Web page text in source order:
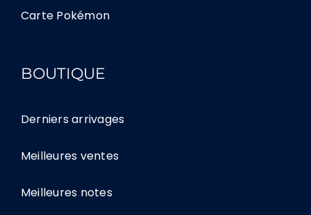
Carte Pokémon
BOUTIQUE
Derniers arrivages
Meilleures ventes
Meilleures notes